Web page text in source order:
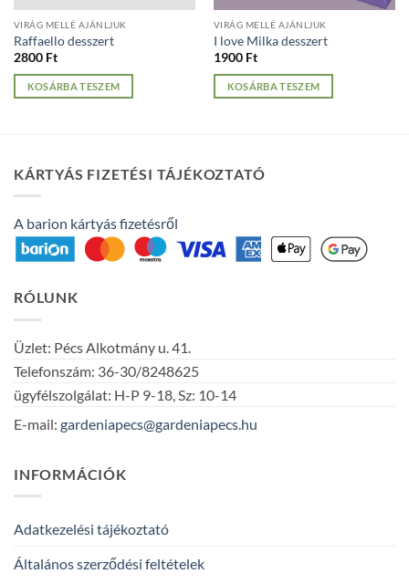
VIRÁG MELLÉ AJÁNLJUK
Raffaello desszert
2800 Ft
KOSÁRBA TESZEM
VIRÁG MELLÉ AJÁNLJUK
I love Milka desszert
1900 Ft
KOSÁRBA TESZEM
KÁRTYÁS FIZETÉSI TÁJÉKOZTATÓ
A barion kártyás fizetésről
RÓLUNK
Üzlet: Pécs Alkotmány u. 41.
Telefonszám: 36-30/8248625
ügyfélszolgálat: H-P 9-18, Sz: 10-14
E-mail: gardeniapecs@gardeniapecs.hu
INFORMÁCIÓK
Adatkezelési tájékoztató
Általános szerződési feltételek